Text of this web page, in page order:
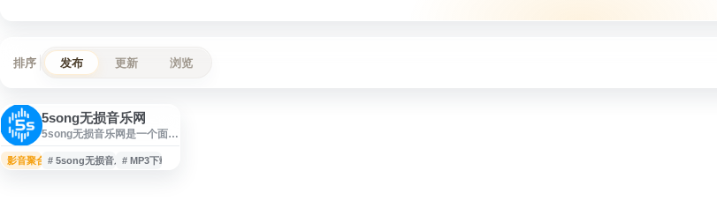
排序 发布 更新 浏览
5song无损音乐网
5song无损音乐网是一个面向
网站，提供无损音乐、MP3
影音聚合 # 5song无损音乐网# MP3下载